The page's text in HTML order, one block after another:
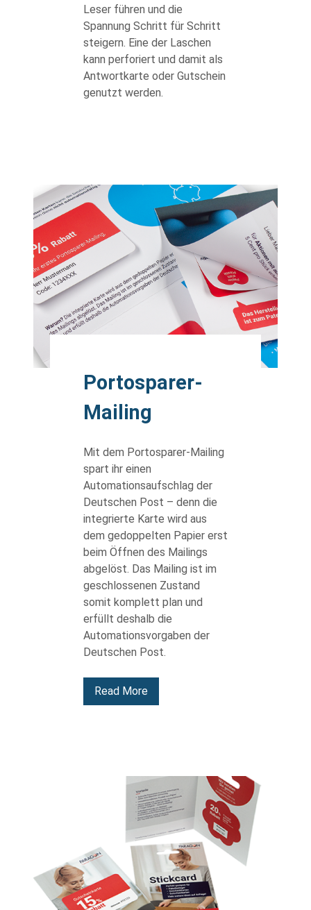
Leser führen und die
Spannung Schritt für Schritt
steigern. Eine der Laschen
kann perforiert und damit als
Antwortkarte oder Gutschein
genutzt werden.
body
Portosparer-
Mailing
Mit dem Portosparer-Mailing
spart ihr einen
Automationsaufschlag der
Deutschen Post – denn die
integrierte Karte wird aus
dem gedoppelten Papier erst
beim Öffnen des Mailings
abgelöst. Das Mailing ist im
geschlossenen Zustand
somit komplett plan und
erfüllt deshalb die
Automationsvorgaben der
Deutschen Post.
Read More